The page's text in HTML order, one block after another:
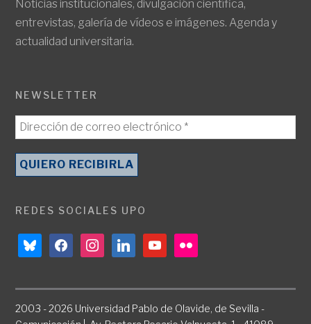
Noticias institucionales, divulgación científica,
entrevistas, galería de vídeos e imágenes. Agenda y
actualidad universitaria.
NEWSLETTER
REDES SOCIALES UPO
blueskyfacebookinstagramlinkedinyoutubeflickr
2003 - 2026 Universidad Pablo de Olavide, de Sevilla -